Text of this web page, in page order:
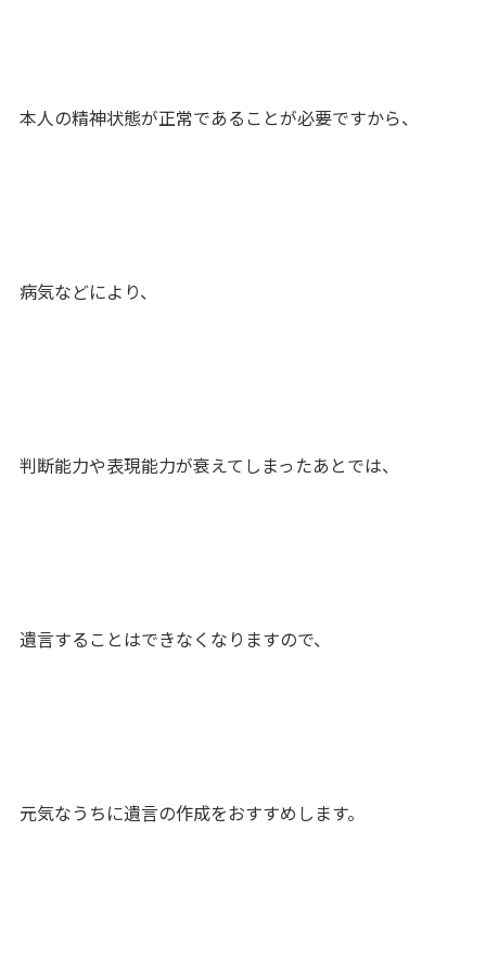
本人の精神状態が正常であることが必要ですから、
病気などにより、
判断能力や表現能力が衰えてしまったあとでは、
遺言することはできなくなりますので、
元気なうちに遺言の作成をおすすめします。